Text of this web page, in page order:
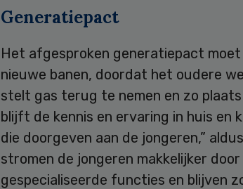
Generatiepact
Het afgesproken generatiepact
nieuwe banen, doordat het oudere
stelt gas terug te nemen en zo
blijft de kennis en ervaring in huis en
die doorgeven aan de jongeren,”
stromen de jongeren makkelijker
gespecialiseerde functies en blijven